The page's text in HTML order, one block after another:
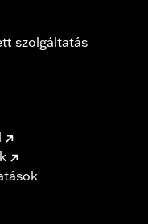
szolgáltatás